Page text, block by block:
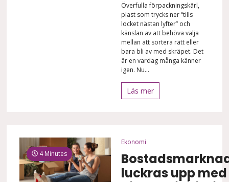
Överfulla förpackningskärl,
plast som trycks ner “tills
locket nästan lyfter” och
känslan av att behöva välja
mellan att sortera rätt eller
bara bli av med skräpet. Det
är en vardag många känner
igen. Nu...
Läs mer
4 Minutes
Ekonomi
luckras upp med